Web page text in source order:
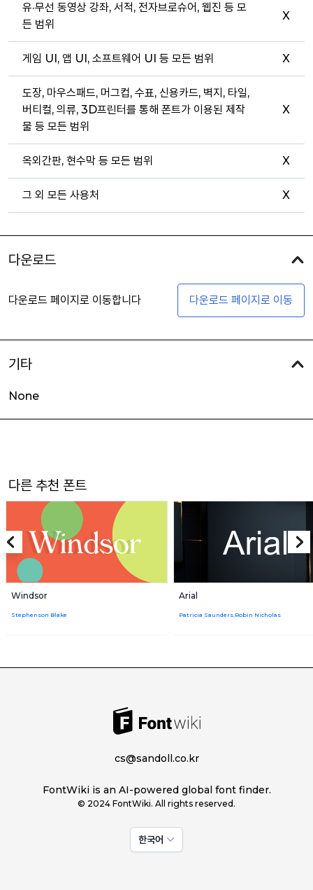
유·무선 동영상 강좌, 서적, 전자브로슈어, 웹진 등 모
든 범위
X
게임 UI, 앱 UI, 소프트웨어 UI 등 모든 범위 X
도장, 마우스패드, 머그컵, 수표, 신용카드, 벽지, 타일,
버티컬, 의류, 3D프린터를 통해 폰트가 이용된 제작
물 등 모든 범위
X
옥외간판, 현수막 등 모든 범위 X
그 외 모든 사용처 X
다운로드
다운로드 페이지로 이동합니다 다운로드 페이지로 이동
기타
None
다른 추천 폰트
Windsor
Stephenson Blake
Arial
Patricia Saunders,Robin Nicholas
cs@sandoll.co.kr
FontWiki is an AI-powered global font finder.
© 2024 FontWiki. All rights reserved.
한국어